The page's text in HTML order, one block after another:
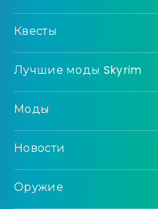
Квесты
Лучшие моды Skyrim
Моды
Новости
Оружие